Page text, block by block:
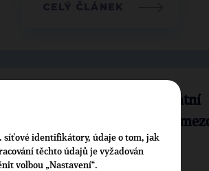
CELÝ ČLÁNEK
Učitelé si zaslouží adekvátní
odměnu. Podpoříme růst
130 % průměrného platu
síťové identifikátory, údaje o tom, jak
těchto údajů je vyžadován
volbou „Nastavení“.